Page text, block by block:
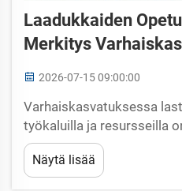
Laadukkaiden
Merkitys
2026-07-15 09:00:00
Varhaiskasvatuksessa
työkaluilla ja resursseilla
Opetusvälineet eivät ole
– ne ovat nuorten
joita käyttäen he tutkivat
Näytä lisää